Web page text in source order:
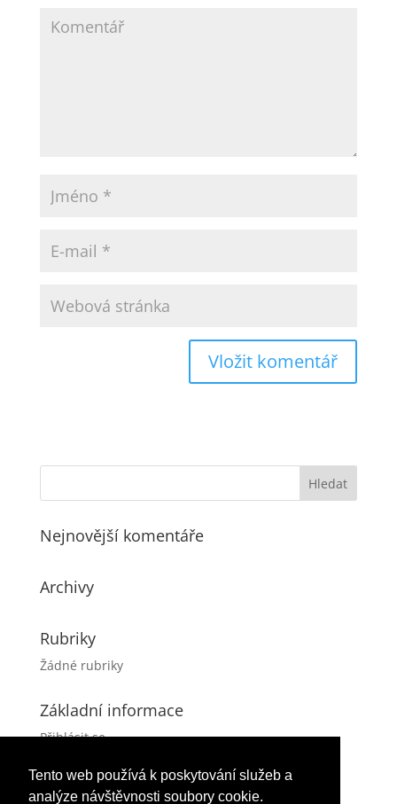
Tento web používá k poskytování služeb a
analýze návštěvnosti soubory cookie.
Nejnovější komentáře
Archivy
Rubriky
Žádné rubriky
Základní informace
Přihlásit se
Kanál komentářů